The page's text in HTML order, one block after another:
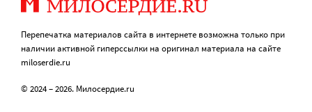
Перепечатка материалов сайта в интернете возможна только при
наличии активной гиперссылки на оригинал материала на сайте
miloserdie.ru
© 2024 – 2026. Милосердие.ru